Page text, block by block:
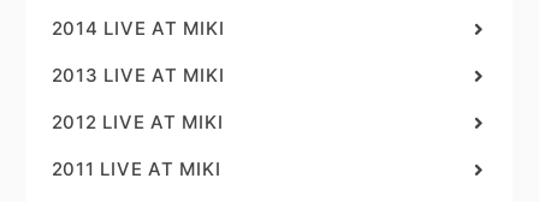
2014 LIVE AT MIKI
2013 LIVE AT MIKI
2012 LIVE AT MIKI
2011 LIVE AT MIKI